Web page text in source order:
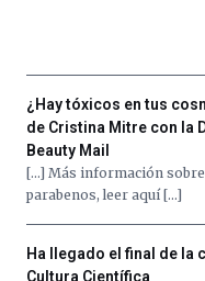
¿Hay tóxicos en tus
de Cristina Mitre con la
Beauty Mail
[…] Más información sobre
parabenos, leer aquí […]
Ha llegado el final de la
Cultura Científica